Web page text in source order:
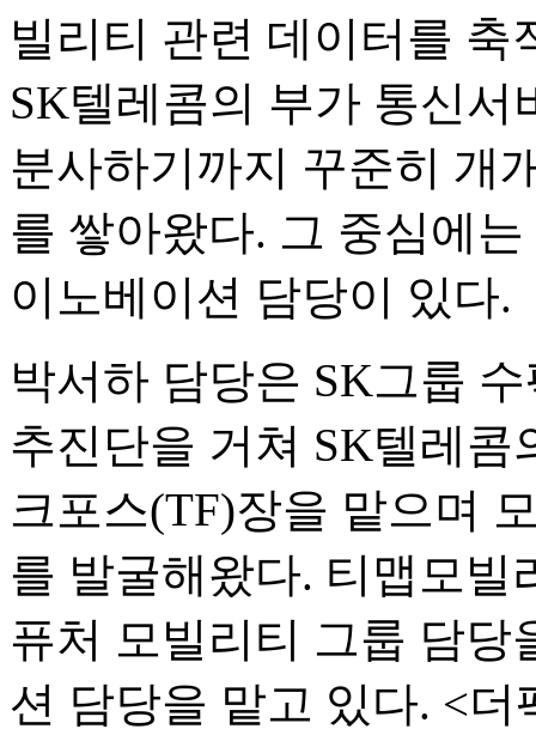
빌리티 관련 데이터를 축
SK텔레콤의 부가 통신서
분사하기까지 꾸준히 개
를 쌓아왔다. 그 중심에
이노베이션 담당이 있다.
박서하 담당은 SK그룹
추진단을 거쳐 SK텔레콤
크포스(TF)장을 맡으며
를 발굴해왔다. 티맵모빌
퓨처 모빌리티 그룹 담
션 담당을 맡고 있다. <